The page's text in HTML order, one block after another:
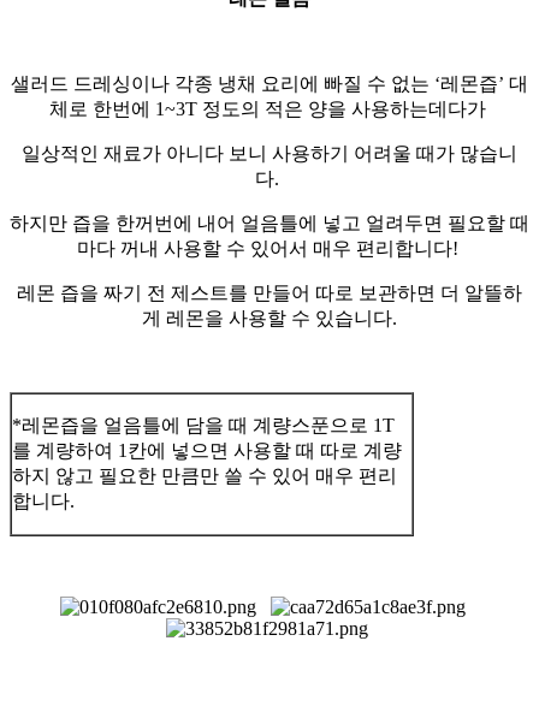
샐러드 드레싱이나 각종 냉채 요리에 빠질 수 없는 ‘레몬즙’ 대
체로 한번에 1~3T 정도의 적은 양을 사용하는데다가
일상적인 재료가 아니다 보니 사용하기 어려울 때가 많습니
다.
하지만 즙을 한꺼번에 내어 얼음틀에 넣고 얼려두면 필요할 때
마다 꺼내 사용할 수 있어서 매우 편리합니다!
레몬 즙을 짜기 전 제스트를 만들어 따로 보관하면 더 알뜰하
게 레몬을 사용할 수 있습니다.
*레몬즙을 얼음틀에 담을 때 계량스푼으로 1T
를 계량하여 1칸에 넣으면 사용할 때 따로 계량
하지 않고 필요한 만큼만 쓸 수 있어 매우 편리
합니다.